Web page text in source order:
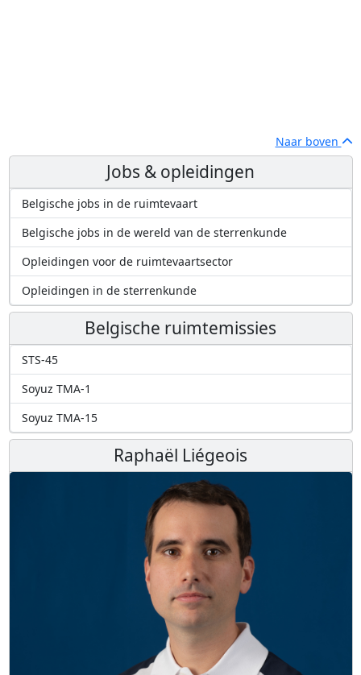
Naar boven
Jobs & opleidingen
Belgische jobs in de ruimtevaart
Belgische jobs in de wereld van de sterrenkunde
Opleidingen voor de ruimtevaartsector
Opleidingen in de sterrenkunde
Belgische ruimtemissies
STS-45
Soyuz TMA-1
Soyuz TMA-15
Raphaël Liégeois